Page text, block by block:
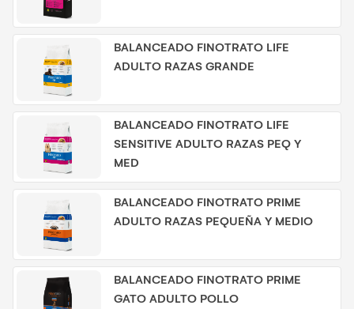
BALANCEADO FINOTRATO LIFE
ADULTO RAZAS GRANDE
BALANCEADO FINOTRATO LIFE
SENSITIVE ADULTO RAZAS PEQ Y
MED
BALANCEADO FINOTRATO PRIME
ADULTO RAZAS PEQUEÑA Y MEDIO
BALANCEADO FINOTRATO PRIME
GATO ADULTO POLLO